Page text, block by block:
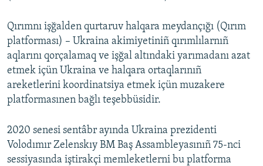
Qırımnı işğalden qurtaruv halqara meydançığı (Qırım
platforması) – Ukraina akimiyetiniñ qırımlılarnıñ
aqlarını qorçalamaq ve işğal altındaki yarımadanı azat
etmek içün Ukraina ve halqara ortaqlarınıñ
areketlerini koordinatsiya etmek içün muzakere
platformasınen bağlı teşebbüsidir.
2020 senesi sentâbr ayında Ukraina prezidenti
Volodımır Zelenskıy BM Baş Assambleyasınıñ 75-nci
sessiyasında iştirakçi memleketlerni bu platforma